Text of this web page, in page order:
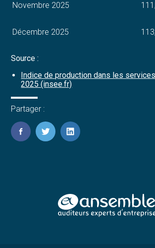
Novembre 2025
Décembre 2025
Source :
Indice de production dans les
2025 (insee.fr)
Partager :
FaceBook
TwitterLinkedIn